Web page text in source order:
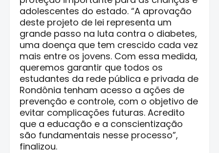
adolescentes do estado. “A aprovação
deste projeto de lei representa um
grande passo na luta contra o diabetes,
uma doença que tem crescido cada vez
mais entre os jovens. Com essa medida,
queremos garantir que todos os
estudantes da rede pública e privada de
Rondônia tenham acesso a ações de
prevenção e controle, com o objetivo de
evitar complicações futuras. Acredito
que a educação e a conscientização
são fundamentais nesse processo”,
finalizou.